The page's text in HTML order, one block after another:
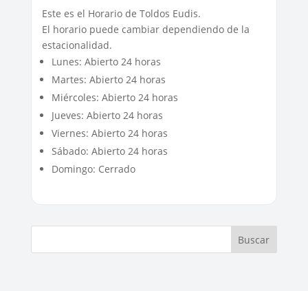
Este es el Horario de Toldos Eudis.
El horario puede cambiar dependiendo de la
estacionalidad.
Lunes: Abierto 24 horas
Martes: Abierto 24 horas
Miércoles: Abierto 24 horas
Jueves: Abierto 24 horas
Viernes: Abierto 24 horas
Sábado: Abierto 24 horas
Domingo: Cerrado
Buscar